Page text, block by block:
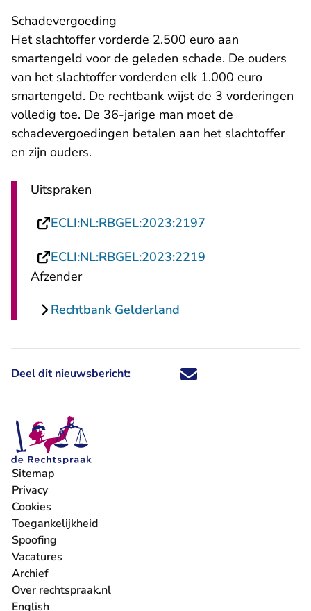
Schadevergoeding
Het slachtoffer vorderde 2.500 euro aan
smartengeld voor de geleden schade. De ouders
van het slachtoffer vorderden elk 1.000 euro
smartengeld. De rechtbank wijst de 3 vorderingen
volledig toe. De 36-jarige man moet de
schadevergoedingen betalen aan het slachtoffer
en zijn ouders.
Uitspraken
ECLI:NL:RBGEL:2023:2197
ECLI:NL:RBGEL:2023:2219
Afzender
Rechtbank Gelderland
Deel dit nieuwsbericht: Deel dit nieuwsbericht via X -
Deel dit nieuwsbericht via
Deel dit nieuwsbericht
Deel dit
Sitemap
Privacy
Cookies
Toegankelijkheid
Spoofing
Vacatures
- U verlaat Rechtspraak.nl
Archief
Over rechtspraak.nl
English